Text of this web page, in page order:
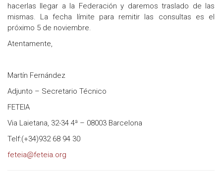
hacerlas llegar a la Federación y daremos traslado de las
mismas. La fecha límite para remitir las consultas es el
próximo 5 de noviembre.
Atentamente,
Martín Fernández
Adjunto – Secretario Técnico
FETEIA
Via Laietana, 32-34 4ª – 08003 Barcelona
Telf:(+34)932 68 94 30
feteia@feteia.org